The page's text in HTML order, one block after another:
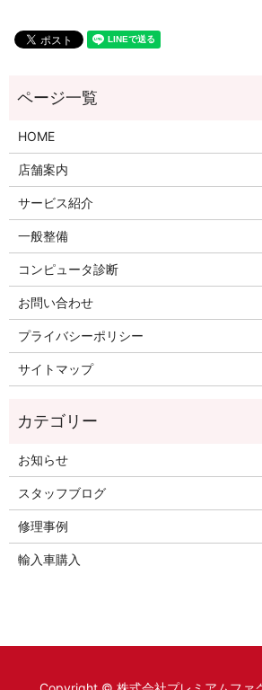
HOME
店舗案内
サービス紹介
一般整備
コンピュータ診断
お問い合わせ
プライバシーポリシー
サイトマップ
お知らせ
スタッフブログ
修理事例
輸入車購入